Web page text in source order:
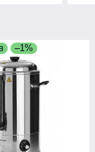
–1%